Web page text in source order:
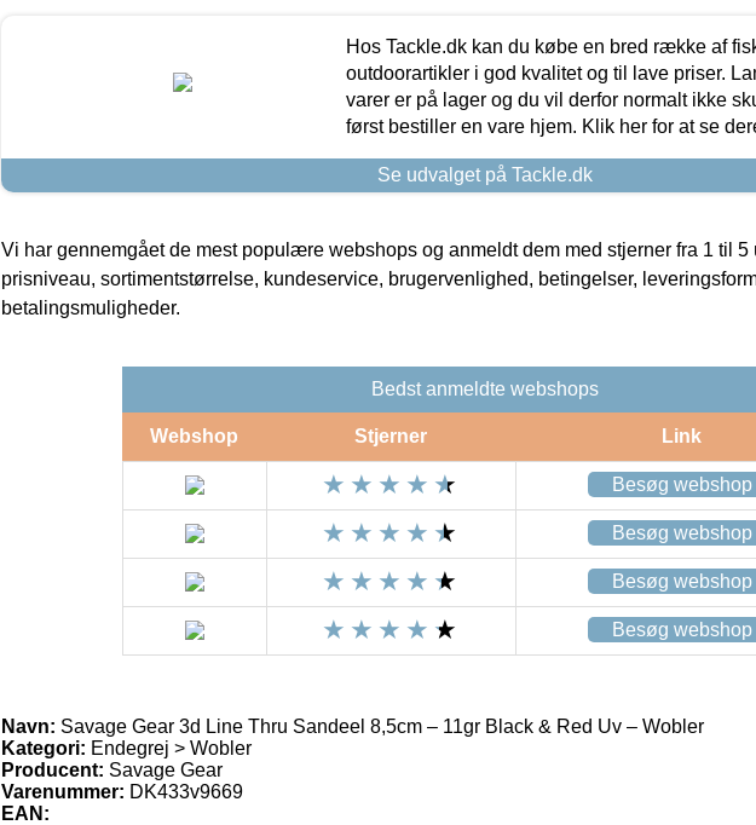
Hos Tackle.dk kan du købe en bred række af
outdoorartikler i god kvalitet og til lave priser.
varer er på lager og du vil derfor normalt ikke
først bestiller en vare hjem. Klik her for at se
Se udvalget på Tackle.dk
Vi har gennemgået de mest populære webshops og anmeldt dem med stjerner fra 1 til 5
prisniveau, sortimentstørrelse, kundeservice, brugervenlighed, betingelser,
betalingsmuligheder.
Bedst anmeldte webshops
Webshop Stjerner Link
Besøg webshop
Besøg webshop
Besøg webshop
Besøg webshop
Navn: Savage Gear 3d Line Thru Sandeel 8,5cm – 11gr Black & Red Uv – Wobler
Kategori: Endegrej > Wobler
Producent: Savage Gear
Varenummer: DK433v9669
EAN: